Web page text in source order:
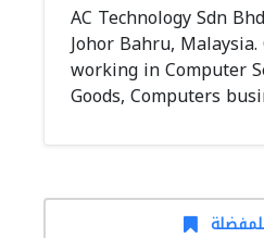
AC Technology Sdn
Johor Bahru,
working in Computer
Goods, Computers